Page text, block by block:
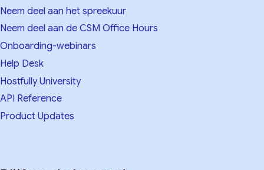
Neem deel aan het spreekuur
Neem deel aan de CSM Office Hours
Onboarding-webinars
Help Desk
Hostfully University
API Reference
Product Updates